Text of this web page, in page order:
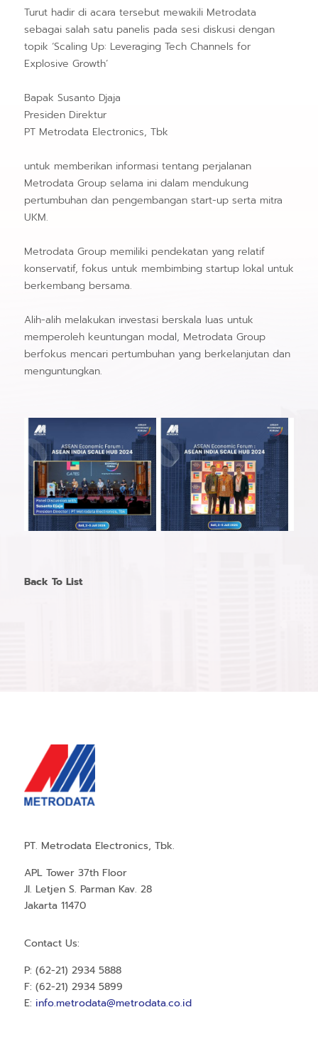
Turut hadir di acara tersebut mewakili Metrodata
sebagai salah satu panelis pada sesi diskusi dengan
topik ‘Scaling Up: Leveraging Tech Channels for
Explosive Growth’
Bapak Susanto Djaja
Presiden Direktur
PT Metrodata Electronics, Tbk
untuk memberikan informasi tentang perjalanan
Metrodata Group selama ini dalam mendukung
pertumbuhan dan pengembangan start-up serta mitra
UKM.
Metrodata Group memiliki pendekatan yang relatif
konservatif, fokus untuk membimbing startup lokal untuk
berkembang bersama.
Alih-alih melakukan investasi berskala luas untuk
memperoleh keuntungan modal, Metrodata Group
berfokus mencari pertumbuhan yang berkelanjutan dan
menguntungkan.
Back To List
PT. Metrodata Electronics, Tbk.
APL Tower 37th Floor
Jl. Letjen S. Parman Kav. 28
Jakarta 11470
Contact Us:
P: (62-21) 2934 5888
F: (62-21) 2934 5899
E: info.metrodata@metrodata.co.id